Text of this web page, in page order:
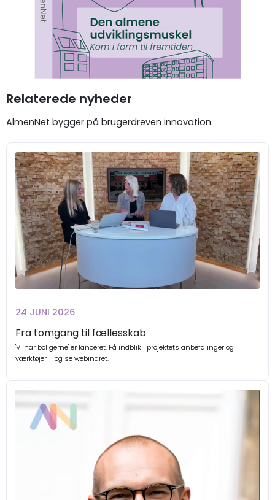
Relaterede nyheder
AlmenNet bygger på brugerdreven innovation.
24 JUNI 2026
Fra tomgang til fællesskab
'Vi har boligerne' er lanceret. Få indblik i projektets anbefalinger og
værktøjer – og se webinaret.